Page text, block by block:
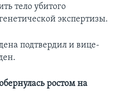
тело убитого
экспертизы.
подтвердил и вице-
ростом на